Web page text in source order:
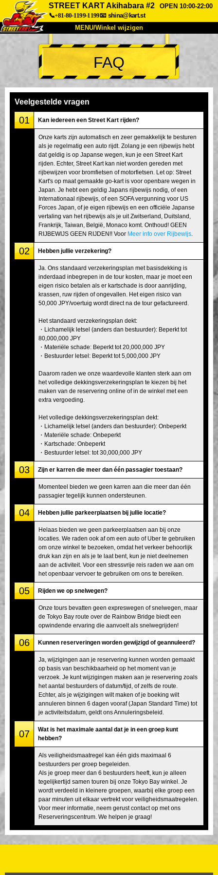
STREET KART Akihabara #2
OPEN 10:00-22:00
📞+81-80-1199-1199📧 shina@kart.st
MENU/Winkel wijzigen
TOP
Over Specificaties Prijzen
Bedrijf
Tokyo Shinagawa Tokyo Akihabara#1
Tokyo Akihabara#2 Tokyo Shibuya
Tokyo Shibuya Annex Tokyo Bay
Tokyo Asakusa Osaka
Okinawa
FAQ
Veelgestelde vragen
01 Kan iedereen een Street Kart rijden?
Onze karts zijn automatisch en zeer gemakkelijk te besturen
als je regelmatig een auto rijdt. Zolang je een rijbewijs hebt
dat geldig is op Japanse wegen, kun je een Street Kart
rijden. Echter, Street Kart kan niet worden gereden met
rijbewijzen voor bromfietsen of motorfietsen. Let op: Street
Kart's op maat gemaakte go-kart is voor openbare wegen in
Japan. Je hebt een geldig Japans rijbewijs nodig, of een
Internationaal rijbewijs, of een SOFA vergunning voor US
Forces Japan, of je eigen rijbewijs en een officiële Japanse
vertaling van het rijbewijs als je uit Zwitserland, Duitsland,
Frankrijk, Taiwan, België, Monaco komt. Onthoud! GEEN
RIJBEWIJS GEEN RIJDEN!! Voor Meer info over Rijbewijs
02 Hebben jullie verzekering?
Ja. Ons standaard verzekeringsplan met basisdekking is
inderdaad inbegrepen in de tour kosten, maar je moet een
eigen risico betalen als er kartschade is door aanrijding,
krassen, ruw rijden of ongevallen. Het eigen risico van
50,000 JPY/voertuig wordt direct na de tour gefactureerd.
Het standaard verzekeringsplan dekt:
・Lichamelijk letsel (anders dan bestuurder): Beperkt tot
80,000,000 JPY
・Materiële schade: Beperkt tot 20,000,000 JPY
・Bestuurder letsel: Beperkt tot 5,000,000 JPY
Daarom raden we onze waardevolle klanten sterk aan om
het volledige dekkingsverzekeringsplan te kiezen bij het
maken van de reservering online of in de winkel met een
extra vergoeding.
Het volledige dekkingsverzekeringsplan dekt:
・Lichamelijk letsel (anders dan bestuurder): Onbeperkt
・Materiële schade: Onbeperkt
・Kartschade: Onbeperkt
・Bestuurder letsel: tot 30,000,000 JPY
03 Zijn er karren die meer dan één passagier toestaan?
Momenteel bieden we geen karren aan die meer dan één
passagier tegelijk kunnen ondersteunen.
04 Hebben jullie parkeerplaatsen bij jullie locatie?
Helaas bieden we geen parkeerplaatsen aan bij onze
locaties. We raden ook af om een auto of Uber te gebruiken
om onze winkel te bezoeken, omdat het verkeer behoorlijk
druk kan zijn en als je te laat bent, kun je niet deelnemen
aan de activiteit. Voor een stressvrije reis raden we aan om
het openbaar vervoer te gebruiken om ons te bereiken.
05 Rijden we op snelwegen?
Onze tours bevatten geen expreswegen of snelwegen, maar
de Tokyo Bay route over de Rainbow Bridge biedt een
opwindende ervaring die aanvoelt als snelwegrijden!
06 Kunnen reserveringen worden gewijzigd of geannuleerd?
Ja, wijzigingen aan je reservering kunnen worden gemaakt
op basis van beschikbaarheid op het moment van je
verzoek. Je kunt wijzigingen maken aan je reservering zoals
het aantal bestuurders of datum/tijd, of zelfs de route.
Echter, als je wijzigingen wilt maken of je boeking wilt
annuleren binnen 6 dagen vooraf (Japan Standard Time) tot
je activiteitsdatum, geldt ons Annuleringsbeleid.
07
Wat is het maximale aantal dat je in een groep kunt
hebben?
Als veiligheidsmaatregel kan één gids maximaal 6
bestuurders per groep begeleiden.
Als je groep meer dan 6 bestuurders heeft, kun je alleen
tegelijkertijd samen touren bij onze Tokyo Bay winkel. Je
wordt verdeeld in kleinere groepen, waarbij elke groep een
paar minuten uit elkaar vertrekt voor veiligheidsmaatregelen.
Voor meer informatie, neem gerust contact op met ons
Reserveringscentrum. We helpen je graag!